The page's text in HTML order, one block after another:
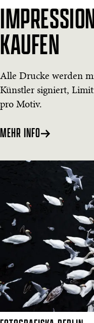
KAUFEN
Alle Drucke werden
Künstler signiert,
pro Motiv.
MEHR INFO